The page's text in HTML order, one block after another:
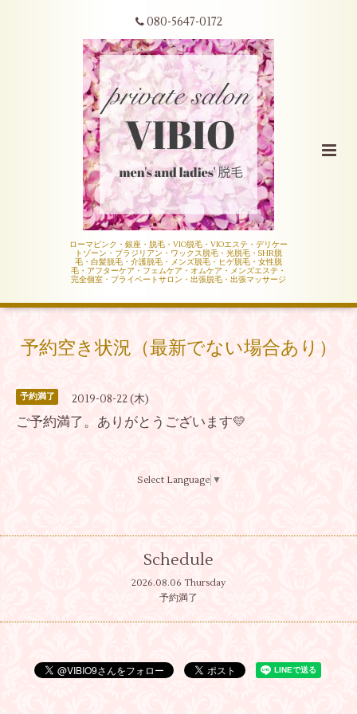
080-5647-0172
ローマピンク・銀座・脱毛・VIO脱毛・VIOエステ・デリケー
トゾーン・ブラジリアン・ワックス脱毛・光脱毛・SHR脱
毛・白髪脱毛・介護脱毛・メンズ脱毛・ヒゲ脱毛・女性脱
毛・アフターケア・フェムケア・オムケア・メンズエステ・
完全個室・プライベートサロン・出張脱毛・出張マッサージ
予約空き状況（最新でない場合あり）
予約満了 2019-08-22 (木)
ご予約満了。ありがとうございます💛
Select Language ▼
Schedule
2026.08.06 Thursday
予約満了